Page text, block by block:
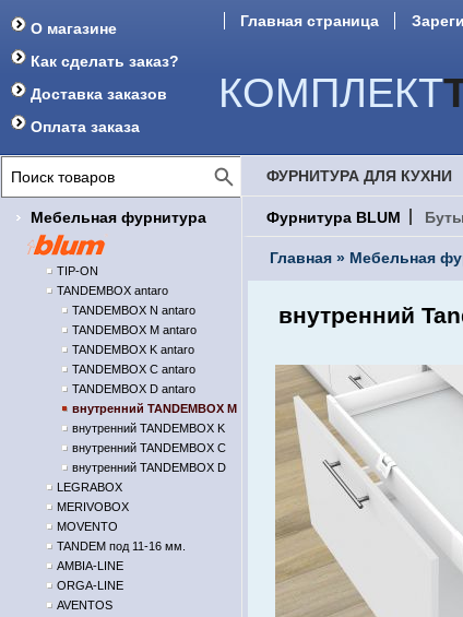
О магазине
Как сделать заказ?
Доставка заказов
Оплата заказа
Главная страница
КОМПЛЕКТ
Мебельная фурнитура
TIP-ON
TANDEMBOX antaro
TANDEMBOX N antaro
TANDEMBOX M antaro
TANDEMBOX K antaro
TANDEMBOX C antaro
TANDEMBOX D antaro
внутренний TANDEMBOX M
внутренний TANDEMBOX K
внутренний TANDEMBOX C
внутренний TANDEMBOX D
LEGRABOX
MERIVOBOX
MOVENTO
TANDEM под 11-16 мм.
AMBIA-LINE
ORGA-LINE
AVENTOS
ФУРНИТУРА ДЛЯ КУХНИ
Фурнитура BLUM
Главная » Мебельная
внутренний